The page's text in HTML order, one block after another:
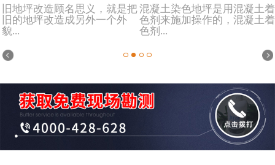
旧地坪改造顾名思义，就是把
旧的地坪改造成另外一个外
貌...
混凝土染色地坪是用混凝土着
色剂来施加操作的，混凝土着
色剂...